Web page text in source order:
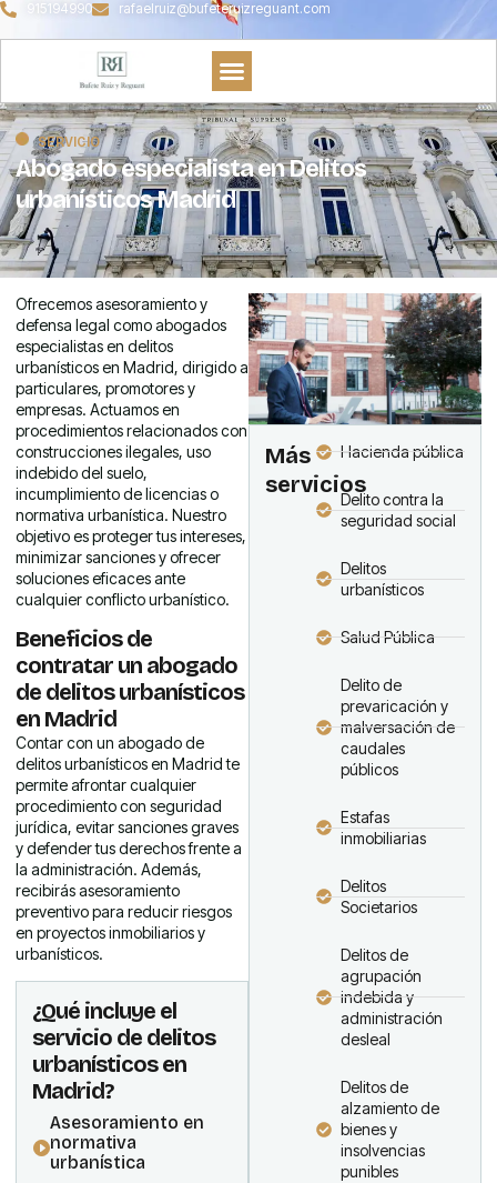
915194990 rafaelruiz@bufeteruizreguant.com
SERVICIO
Abogado especialista en Delitos
urbanísticos Madrid
Ofrecemos asesoramiento y
defensa legal como abogados
especialistas en delitos
urbanísticos en Madrid, dirigido a
particulares, promotores y
empresas. Actuamos en
procedimientos relacionados con
construcciones ilegales, uso
indebido del suelo,
incumplimiento de licencias o
normativa urbanística. Nuestro
objetivo es proteger tus intereses,
minimizar sanciones y ofrecer
soluciones eficaces ante
cualquier conflicto urbanístico.
Beneficios de
contratar un abogado
de delitos urbanísticos
en Madrid
Contar con un abogado de
delitos urbanísticos en Madrid te
permite afrontar cualquier
procedimiento con seguridad
jurídica, evitar sanciones graves
y defender tus derechos frente a
la administración. Además,
recibirás asesoramiento
preventivo para reducir riesgos
en proyectos inmobiliarios y
urbanísticos.
¿Qué incluye el
servicio de delitos
urbanísticos en
Madrid?
Asesoramiento en
normativa
urbanística
Más
servicios
Hacienda pública
Delito contra la
seguridad social
Delitos
urbanísticos
Salud Pública
Delito de
prevaricación y
malversación de
caudales
públicos
Estafas
inmobiliarias
Delitos
Societarios
Delitos de
agrupación
indebida y
administración
desleal
Delitos de
alzamiento de
bienes y
insolvencias
punibles